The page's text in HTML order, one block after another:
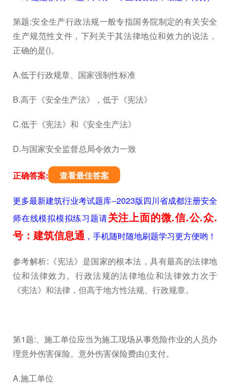
第题:安全生产行政法规一般专指国务院制定的有关安全
生产规范性文件，下列关于其法律地位和效力的说法，
正确的是()。
A.低于行政规章、国家强制性标准
B.高于《安全生产法》，低于《宪法》
C.低于《宪法》和《安全生产法》
D.与国家安全监督总局令效力一致
正确答案: 查看最佳答案
更多最新建筑行业考试题库--2023版四川省成都注册安全
师在线模拟模拟练习题请关注上面的微.信.公.众.
号：建筑信息通，手机随时随地刷题学习更方便哟！
参考解析:《宪法》是国家的根本法，具有最高的法律地
位和法律效力。行政法规的法律地位和法律效力次于
《宪法》和法律，但高于地方性法规、行政规章。
第1题:、施工单位应当为施工现场从事危险作业的人员办
理意外伤害保险。意外伤害保险费由()支付。
A.施工单位